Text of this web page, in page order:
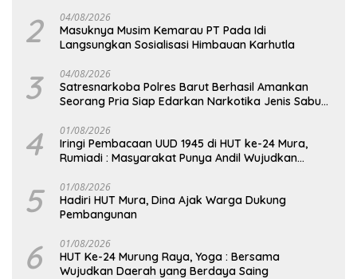
2 04/08/2026
Masuknya Musim Kemarau PT Pada Idi
Langsungkan Sosialisasi Himbauan Karhutla
3 04/08/2026
Satresnarkoba Polres Barut Berhasil Amankan
Seorang Pria Siap Edarkan Narkotika Jenis Sabu
4 01/08/2026
Iringi Pembacaan UUD 1945 di HUT ke-24 Mura,
Rumiadi : Masyarakat Punya Andil Wujudkan
5 01/08/2026
Hadiri HUT Mura, Dina Ajak Warga Dukung
Pembangunan
6 01/08/2026
HUT Ke-24 Murung Raya, Yoga : Bersama
Wujudkan Daerah yang Berdaya Saing